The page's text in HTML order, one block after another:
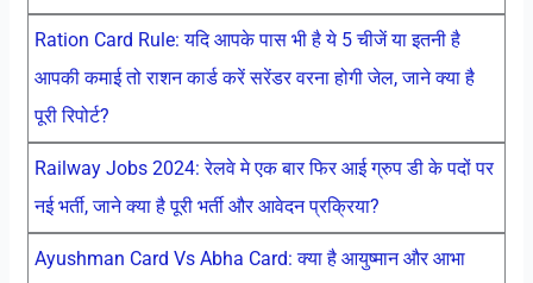
Ration Card Rule: यदि आपके पास भी है ये 5 चीजें या इतनी है
आपकी कमाई तो राशन कार्ड करें सरेंडर वरना होगी जेल, जाने क्या है
पूरी रिपोर्ट?
Railway Jobs 2024: रेलवे मे एक बार फिर आई ग्रुप डी के पदों पर
नई भर्ती, जाने क्या है पूरी भर्ती और आवेदन प्रक्रिया?
Ayushman Card Vs Abha Card: क्या है आयुष्मान और आभा